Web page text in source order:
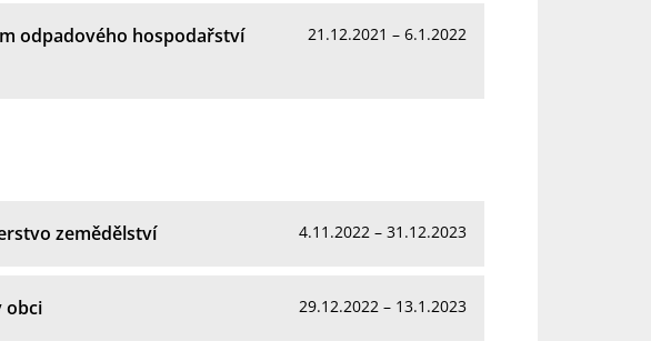
odpadového hospodařství
21.12.2021 – 6.1.2022
zemědělství 4.11.2022 – 31.12.2023
obci 29.12.2022 – 13.1.2023